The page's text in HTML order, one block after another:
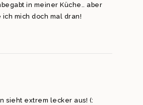
in meiner Küche.. aber
mich doch mal dran!
sieht extrem lecker aus! (: